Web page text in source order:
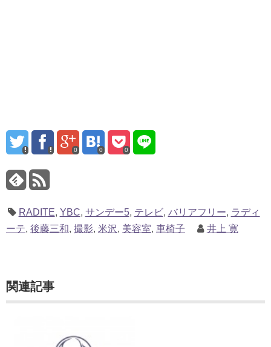
0 0 0
RADITE, YBC, サンデー5, テレビ, バリアフリー, ラディ
ーテ, 後藤三和, 撮影, 米沢, 美容室, 車椅子 井上 寛
関連記事